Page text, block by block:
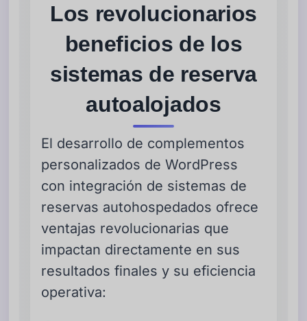
Los revolucionarios
beneficios de los
sistemas de reserva
autoalojados
El desarrollo de complementos
personalizados de WordPress
con integración de sistemas de
reservas autohospedados ofrece
ventajas revolucionarias que
impactan directamente en sus
resultados finales y su eficiencia
operativa: